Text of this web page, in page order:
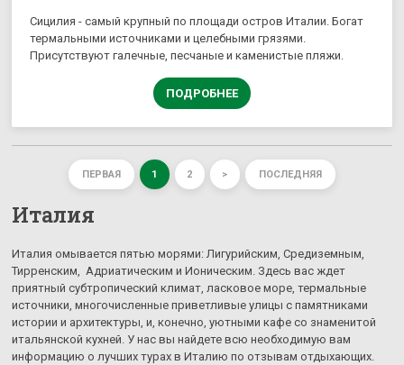
Сицилия - самый крупный по площади остров Италии. Богат
термальными источниками и целебными грязями.
Присутствуют галечные, песчаные и каменистые пляжи.
ПОДРОБНЕЕ
ПЕРВАЯ 1 2 > ПОСЛЕДНЯЯ
Италия
Италия омывается пятью морями: Лигурийским, Средиземным,
Тирренским, Адриатическим и Ионическим. Здесь вас ждет
приятный субтропический климат, ласковое море, термальные
источники, многочисленные приветливые улицы с памятниками
истории и архитектуры, и, конечно, уютными кафе со знаменитой
итальянской кухней. У нас вы найдете всю необходимую вам
информацию о лучших турах в Италию по отзывам отдыхающих.